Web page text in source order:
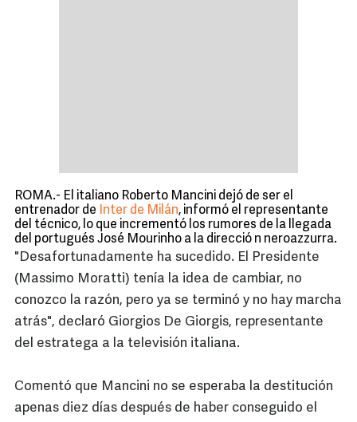
ROMA.- El italiano Roberto Mancini dejó de ser el
entrenador de
Inter de Milán, informó el representante
del técnico, lo que incrementó los rumores de la llegada
del portugués José Mourinho a la direcció n neroazzurra.
"Desafortunadamente ha sucedido. El Presidente
(Massimo Moratti) tenía la idea de cambiar, no
conozco la razón, pero ya se terminó y no hay marcha
atrás", declaró Giorgios De Giorgis, representante
del estratega a la televisión italiana.
Comentó que Mancini no se esperaba la destitución
apenas diez días después de haber conseguido el